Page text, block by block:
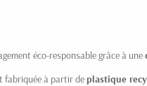
éco-responsable grâce à une
fabriquée à partir deplastique